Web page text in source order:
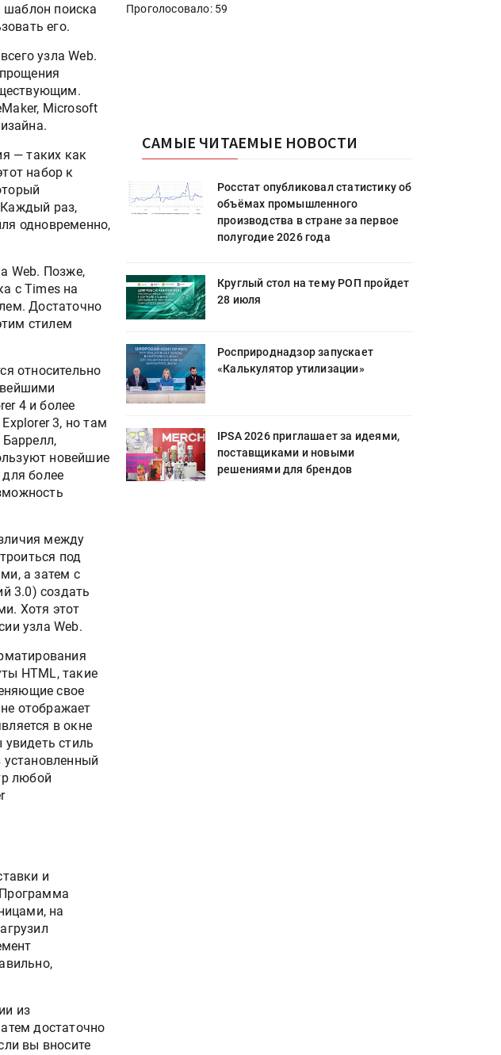
поиска
его.
узла Web.
Microsoft
— таких как
набор к
раз,
одновременно,
Web. Позже,
с Times на
Достаточно
стилем
относительно
4 и более
3, но там
новейшие
более
между
под
а затем с
3.0) создать
Хотя этот
узла Web.
HTML, такие
свое
отображает
в окне
стиль
любой
и
на
из
достаточно
вы вносите
Проголосовало: 59
САМЫЕ ЧИТАЕМЫЕ НОВОСТИ
статистику об
в стране за первое
на тему РОП пройдет
утилизации»
за идеями,
и новыми
брендов
Росстат опубликовал статистику об
объёмах промышленного
производства в стране за первое
полугодие 2026 года
Круглый стол на тему РОП пройдет
28 июля
Росприроднадзор запускает
«Калькулятор утилизации»
IPSA 2026 приглашает за идеями,
поставщиками и новыми
решениями для брендов